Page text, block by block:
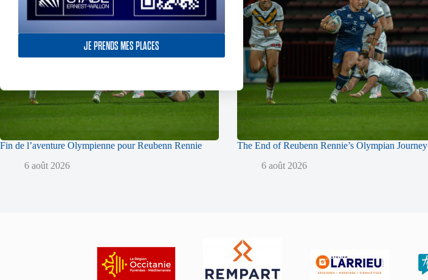
JE PRENDS MES PLACES
Fin de l’aventure Olympienne pour Reubenn Rennie
6 août 2026
The End of Reubenn Rennie’s Olympian Journey
6 août 2026